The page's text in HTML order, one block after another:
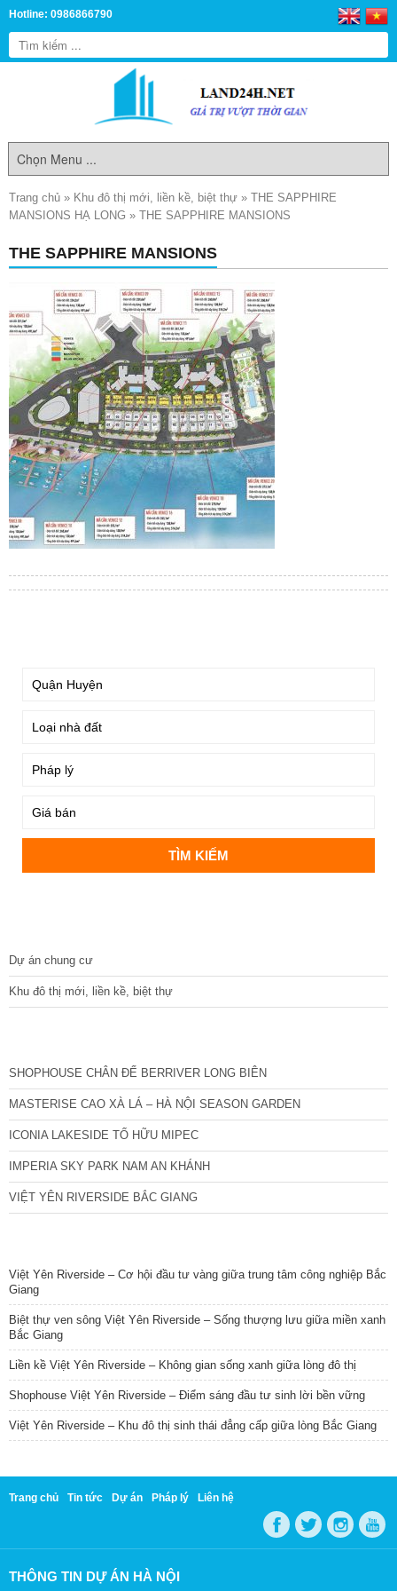
Hotline: 0986866790
Trang chủ » Khu đô thị mới, liền kề, biệt thự » THE SAPPHIRE
MANSIONS HẠ LONG » THE SAPPHIRE MANSIONS
THE SAPPHIRE MANSIONS
Dự án chung cư
Khu đô thị mới, liền kề, biệt thự
SHOPHOUSE CHÂN ĐẾ BERRIVER LONG BIÊN
MASTERISE CAO XÀ LÁ – HÀ NỘI SEASON GARDEN
ICONIA LAKESIDE TỐ HỮU MIPEC
IMPERIA SKY PARK NAM AN KHÁNH
VIỆT YÊN RIVERSIDE BẮC GIANG
Việt Yên Riverside – Cơ hội đầu tư vàng giữa trung tâm công nghiệp Bắc
Giang
Biệt thự ven sông Việt Yên Riverside – Sống thượng lưu giữa miền xanh
Bắc Giang
Liền kề Việt Yên Riverside – Không gian sống xanh giữa lòng đô thị
Shophouse Việt Yên Riverside – Điểm sáng đầu tư sinh lời bền vững
Việt Yên Riverside – Khu đô thị sinh thái đẳng cấp giữa lòng Bắc Giang
Trang chủ Tin tức Dự án Pháp lý Liên hệ
THÔNG TIN DỰ ÁN HÀ NỘI